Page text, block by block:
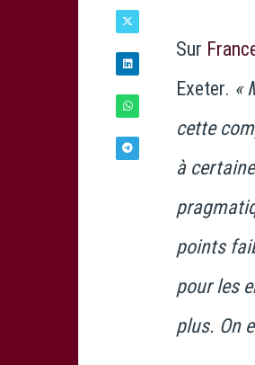
Sur
Exeter. «
cette
à
points
pour les
plus. On